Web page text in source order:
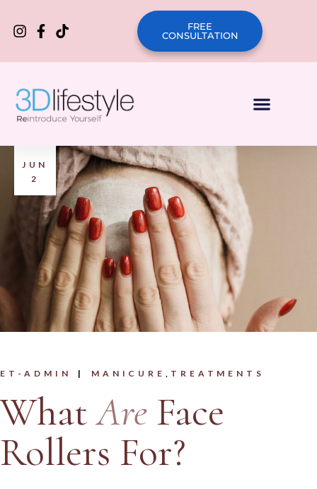
FREE
CONSULTATION
JUN
2
ET-ADMIN MANICURE TREATMENTS
WhatAre Face
Rollers For?